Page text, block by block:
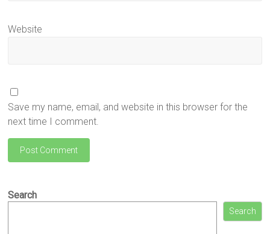
Website
Save my name, email, and website in this browser for the
next time I comment.
Search
Search